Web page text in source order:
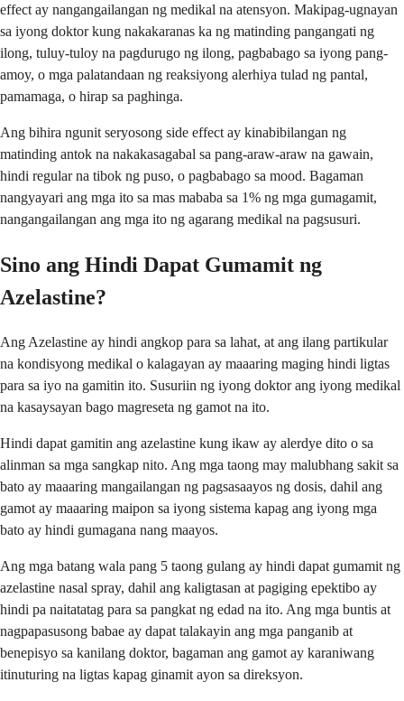
effect ay nangangailangan ng medikal na atensyon. Makipag-ugnayan
sa iyong doktor kung nakakaranas ka ng matinding pangangati ng
ilong, tuluy-tuloy na pagdurugo ng ilong, pagbabago sa iyong pang-
amoy, o mga palatandaan ng reaksiyong alerhiya tulad ng pantal,
pamamaga, o hirap sa paghinga.
Ang bihira ngunit seryosong side effect ay kinabibilangan ng
matinding antok na nakakasagabal sa pang-araw-araw na gawain,
hindi regular na tibok ng puso, o pagbabago sa mood. Bagaman
nangyayari ang mga ito sa mas mababa sa 1% ng mga gumagamit,
nangangailangan ang mga ito ng agarang medikal na pagsusuri.
Sino ang Hindi Dapat Gumamit ng
Azelastine?
Ang Azelastine ay hindi angkop para sa lahat, at ang ilang partikular
na kondisyong medikal o kalagayan ay maaaring maging hindi ligtas
para sa iyo na gamitin ito. Susuriin ng iyong doktor ang iyong medikal
na kasaysayan bago magreseta ng gamot na ito.
Hindi dapat gamitin ang azelastine kung ikaw ay alerdye dito o sa
alinman sa mga sangkap nito. Ang mga taong may malubhang sakit sa
bato ay maaaring mangailangan ng pagsasaayos ng dosis, dahil ang
gamot ay maaaring maipon sa iyong sistema kapag ang iyong mga
bato ay hindi gumagana nang maayos.
Ang mga batang wala pang 5 taong gulang ay hindi dapat gumamit ng
azelastine nasal spray, dahil ang kaligtasan at pagiging epektibo ay
hindi pa naitatatag para sa pangkat ng edad na ito. Ang mga buntis at
nagpapasusong babae ay dapat talakayin ang mga panganib at
benepisyo sa kanilang doktor, bagaman ang gamot ay karaniwang
itinuturing na ligtas kapag ginamit ayon sa direksyon.